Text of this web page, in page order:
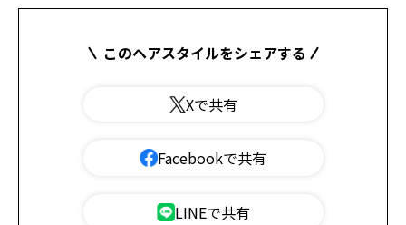
このヘアスタイルをシェアする
Xで共有
Facebookで共有
LINEで共有